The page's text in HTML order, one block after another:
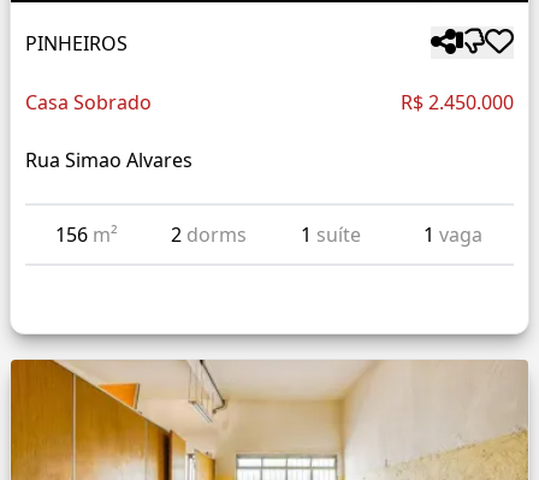
PINHEIROS
Casa Sobrado R$ 2.450.000
Rua Simao Alvares
156 m² 2 dorms 1 suíte 1 vaga